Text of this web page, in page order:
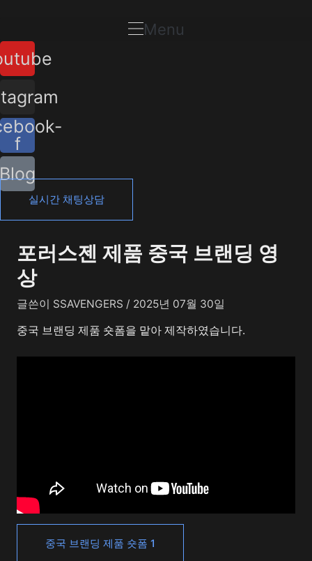
츠
로
건
너
뛰
기
Menu
f
Blog
실시간 채팅상담
포러스젠 제품 중국 브랜딩 영
상
글쓴이 SSAVENGERS / 2025년 07월 30일
중국 브랜딩 제품 숏폼을 맡아 제작하였습니다.
중국 브랜딩 제품 숏폼 1
트
탐
색